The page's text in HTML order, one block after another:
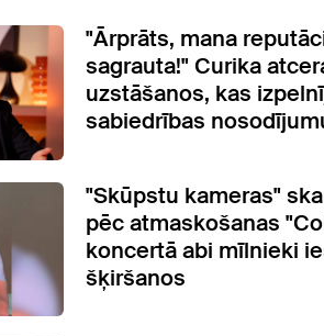
"Ārprāts, mana
sagrauta!" Curika
uzstāšanos, kas
sabiedrības
"Skūpstu kameras"
pēc atmaskošanas
koncertā abi mīlnieki
šķiršanos